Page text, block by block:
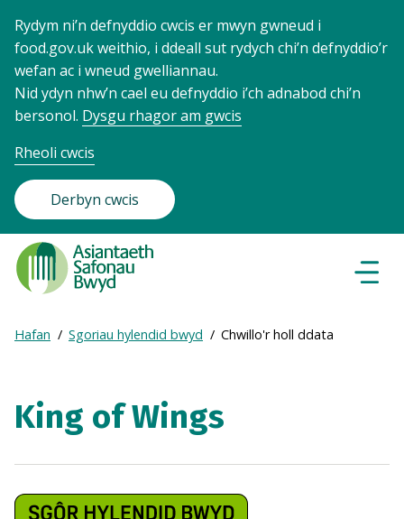
Rydym ni’n defnyddio cwcis er mwyn gwneud i
food.gov.uk weithio, i ddeall sut rydych chi’n defnyddio’r
wefan ac i wneud gwelliannau.
Nid ydyn nhw’n cael eu defnyddio i’ch adnabod chi’n
bersonol. Dysgu rhagor am gwcis
Rheoli cwcis
Derbyn cwcis
Food
Standards
Agency
Frontpage
Breadcrumb
Expand
breadcrumb
Hafan Sgoriau hylendid bwyd Chwillo'r holl ddata
King of Wings